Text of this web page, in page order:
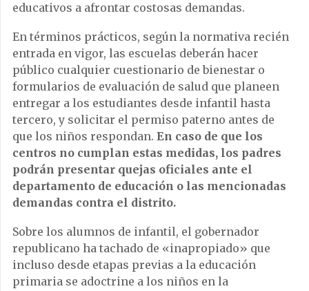
educativos a afrontar costosas demandas.
En términos prácticos, según la normativa recién
entrada en vigor, las escuelas deberán hacer
público cualquier cuestionario de bienestar o
formularios de evaluación de salud que planeen
entregar a los estudiantes desde infantil hasta
tercero, y solicitar el permiso paterno antes de
que los niños respondan. En caso de que los
centros no cumplan estas medidas, los padres
podrán presentar quejas oficiales ante el
departamento de educación o las mencionadas
demandas contra el distrito.
Sobre los alumnos de infantil, el gobernador
republicano ha tachado de «inapropiado» que
incluso desde etapas previas a la educación
primaria se adoctrine a los niños en la